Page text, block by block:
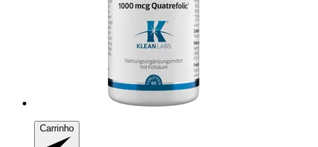
Carrinho